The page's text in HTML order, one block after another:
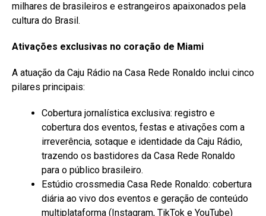
milhares de brasileiros e estrangeiros apaixonados pela
cultura do Brasil.
Ativações exclusivas no coração de Miami
A atuação da Caju Rádio na Casa Rede Ronaldo inclui cinco
pilares principais:
Cobertura jornalística exclusiva: registro e
cobertura dos eventos, festas e ativações com a
irreverência, sotaque e identidade da Caju Rádio,
trazendo os bastidores da Casa Rede Ronaldo
para o público brasileiro.
Estúdio crossmedia Casa Rede Ronaldo: cobertura
diária ao vivo dos eventos e geração de conteúdo
multiplataforma (Instagram, TikTok e YouTube)